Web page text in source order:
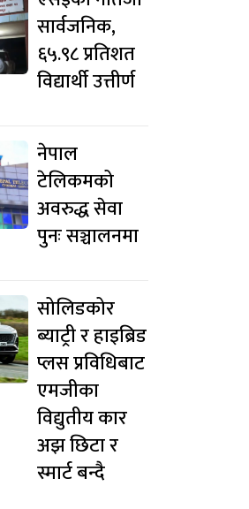
सार्वजनिक,
६५.९८ प्रतिशत
विद्यार्थी उत्तीर्ण
नेपाल
टेलिकमको
अवरुद्ध सेवा
पुनः सञ्चालनमा
सोलिडकोर
ब्याट्री र हाइब्रिड
प्लस प्रविधिबाट
एमजीका
विद्युतीय कार
अझ छिटा र
स्मार्ट बन्दै